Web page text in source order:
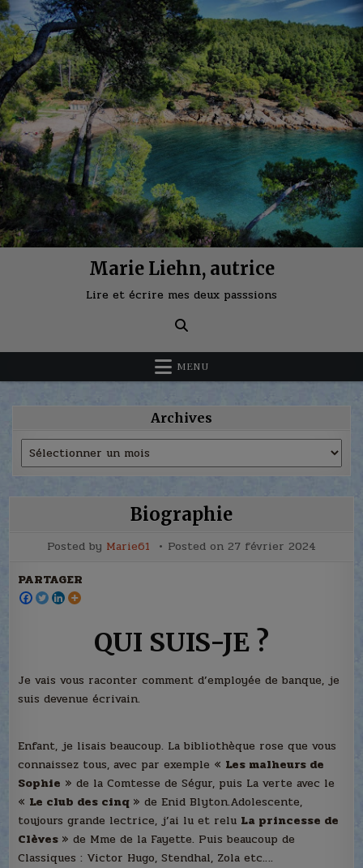
Skip
to
content
Marie Liehn, autrice
Lire et écrire mes deux passsions
MENU
Archives
Archives
Biographie
Posted by Marie61 Posted on 27 février 2024
PARTAGER
QUI SUIS-JE ?
Je vais vous raconter comment d’employée de banque, je
suis devenue écrivain.
Enfant, je lisais beaucoup. La bibliothèque rose que vous
connaissez tous, avec par exemple « Les malheurs de
Sophie » de la Comtesse de Ségur, puis La verte avec le
« Le club des cinq » de Enid Blyton.Adolescente,
toujours grande lectrice, j’ai lu et relu La princesse de
Clèves » de Mme de la Fayette. Puis beaucoup de
Classiques : Victor Hugo, Stendhal, Zola etc….